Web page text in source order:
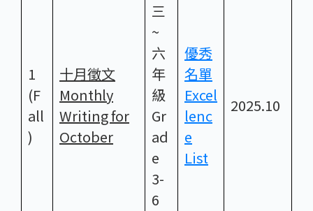
1
(F
all
)
十月徵文
Monthly
Writing for
October
三
~
六
年
級
Gr
ad
e
3-
6
優秀
名單
Excel
lenc
e
List
2025.10